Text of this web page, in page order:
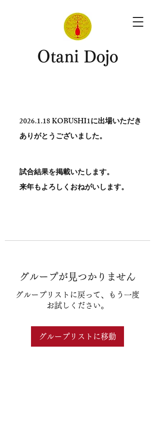
​Otani Dojo
2026.1.18KOBUSHI1に出場いただき
ありがとう​ございました。
試合結果を掲載いたします。
​来年もよろしくおねがいします。
グループが見つかりません
グループリストに戻って、もう一度
お試しください。
グループリストに移動